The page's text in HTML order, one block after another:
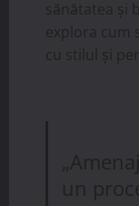
sănătatea și
explora cum
cu stilul și
un